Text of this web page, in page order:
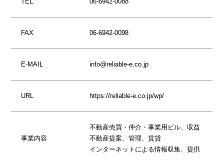
FAX 06-6942-0098
E-MAIL info@reliable-e.co.jp
URL https://reliable-e.co.jp/wp/
事業内容
不動産売買・仲介・事業用ビル、収益
不動産提案、管理、賃貸
インターネットによる情報収集、提供